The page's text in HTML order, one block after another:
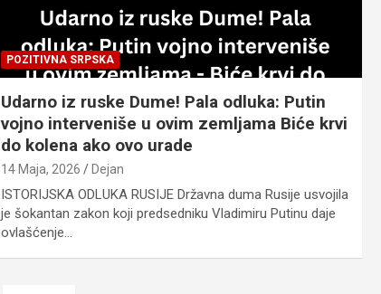
POZITIVNA SRPSKA
Udarno iz ruske Dume! Pala odluka: Putin
vojno interveniše u ovim zemljama Biće krvi
do kolena ako ovo urade
14 Maja, 2026 Dejan
ISTORIJSKA ODLUKA RUSIJE Državna duma Rusije usvojila
je šokantan zakon koji predsedniku Vladimiru Putinu daje
ovlašćenje…